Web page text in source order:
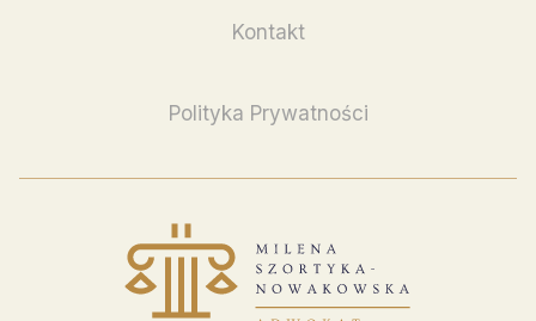
Kontakt
Polityka Prywatności